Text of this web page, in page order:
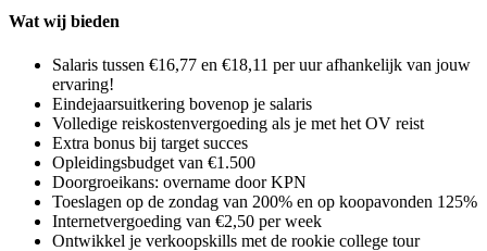
Wat wij bieden
Salaris tussen €16,77 en €18,11 per uur afhankelijk van jouw
ervaring!
Eindejaarsuitkering bovenop je salaris
Volledige reiskostenvergoeding als je met het OV reist
Extra bonus bij target succes
Opleidingsbudget van €1.500
Doorgroeikans: overname door KPN
Toeslagen op de zondag van 200% en op koopavonden 125%
Internetvergoeding van €2,50 per week
Ontwikkel je verkoopskills met de rookie college tour